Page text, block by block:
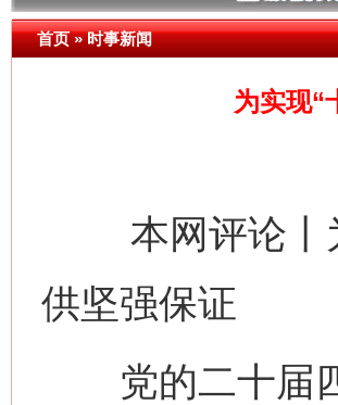
首页»时事新闻
为实现“
本网评论丨为
供坚强保证
党的二十届四